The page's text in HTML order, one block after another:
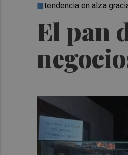
El pan
tendencia en alza